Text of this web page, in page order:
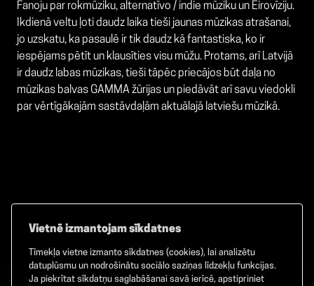
Fanoju par rokmūziku, alternatīvo / indie mūziku un Eirovīziju.
Ikdienā veltu ļoti daudz laika tieši jaunas mūzikas atrašanai,
jo uzskatu, ka pasaulē ir tik daudz kā fantastiska, ko ir
iespējams pētīt un klausīties visu mūžu. Protams, arī Latvijā
ir daudz labas mūzikas, tieši tāpēc priecājos būt daļa no
mūzikas balvas GAMMA žūrijas un piedāvāt arī savu viedokli
par vērtīgākajām sastāvdaļām aktuālajā latviešu mūzikā.
Facebook TikTok Instagram
Vietnē izmantojam sīkdatnes
Tīmekļa vietne izmanto sīkdatnes (cookies), lai analizētu
datuplūsmu un nodrošinātu sociālo saziņas līdzekļu funkcijas.
Ja piekrītat sīkdatņu saglabāšanai savā ierīcē, apstipriniet